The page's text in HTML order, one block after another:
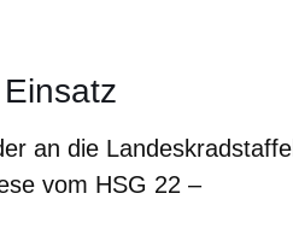
an die Landeskradstaffel
vom HSG 22 –